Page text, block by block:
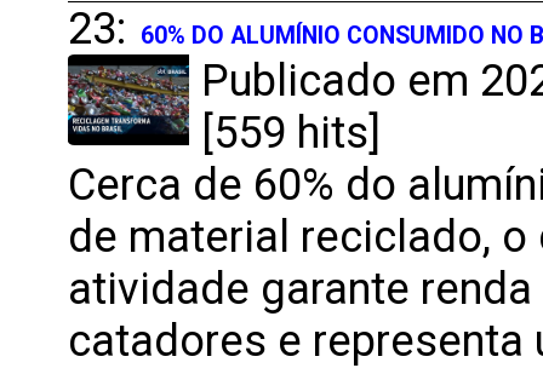
23:
60% DO ALUMÍNIO CONSUMIDO NO
Publicado em
[559 hits]
Cerca de 60% do
de material reciclado,
atividade garante
catadores e representa